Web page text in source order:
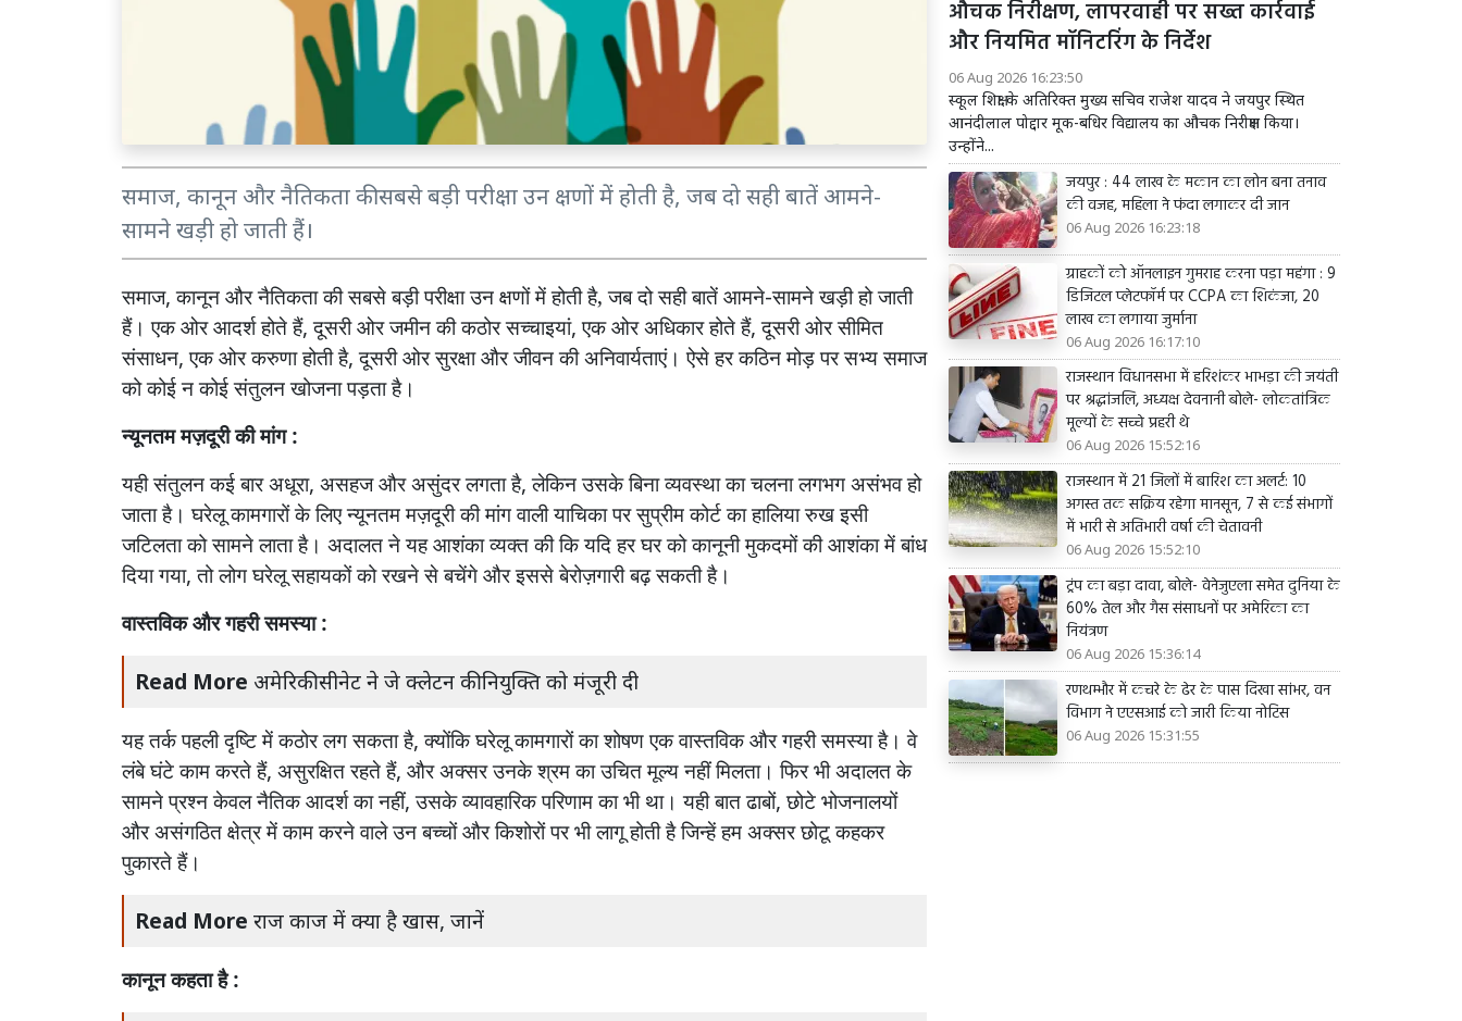
समाज, कानून और नैतिकता की सबसे बड़ी परीक्षा उन क्षणों में होती है, जब दो सही बातें आमने-
सामने खड़ी हो जाती हैं।
समाज,कानूनऔरनैतिकताकीसबसेबड़ीपरीक्षाउनक्षणोंमेंहोतीहै, जबदोसहीबातेंआमने-सामनेखड़ीहोजाती
हैं। एकओरआदर्शहोतेहैं,दूसरीओरजमीनकीकठोरसच्चाइयां,एकओरअधिकारहोतेहैं,दूसरीओरसीमित
संसाधन,एकओरकरुणाहोतीहै,दूसरीओरसुरक्षाऔरजीवनकीअनिवार्यताएं। ऐसेहरकठिनमोड़परसभ्यसमाज
कोकोईनकोईसंतुलनखोजनापड़ताहै।
न्यूनतममज़दूरीकीमांग :
यहीसंतुलनकईबारअधूरा, असहजऔरअसुंदरलगताहै,लेकिनउसकेबिनाव्यवस्थाकाचलनालगभगअसंभवहो
जाताहै। घरेलूकामगारोंकेलिएन्यूनतममज़दूरीकीमांगवालीयाचिकापरसुप्रीमकोर्टकाहालियारुखइसी
जटिलताकोसामनेलाताहै। अदालतनेयहआशंकाव्यक्तकीकियदिहरघरकोकानूनीमुकदमोंकीआशंकामेंबांध
दियागया,तोलोगघरेलूसहायकोंकोरखनेसेबचेंगेऔरइससेबेरोज़गारीबढ़सकतीहै।
वास्तविकऔरगहरीसमस्या :
Read More अमेरिकी सीनेट ने जे क्लेटन की नियुक्ति को मंजूरी दी
यहतर्कपहलीदृष्टिमेंकठोरलगसकताहै,क्योंकिघरेलूकामगारोंकाशोषणएकवास्तविकऔरगहरीसमस्याहै। वे
लंबेघंटेकामकरतेहैं, असुरक्षितरहतेहैं, औरअक्सरउनकेश्रमकाउचितमूल्यनहींमिलता। फिरभीअदालतके
सामनेप्रश्नकेवलनैतिकआदर्शकानहीं,उसकेव्यावहारिकपरिणामकाभी था। यहीबातढाबों,छोटेभोजनालयों
औरअसंगठितक्षेत्रमेंकामकरनेवालेउनबच्चोंऔरकिशोरोंपरभीलागूहोतीहैजिन्हेंहमअक्सरछोटूकहकर
पुकारतेहैं।
Read More राज काज में क्या है खास, जानें
कानूनकहताहै :
औचक निरीक्षण, लापरवाही पर सख्त कार्रवाई
और नियमित मॉनिटरिंग के निर्देश
06 Aug 2026 16:23:50
स्कूल शिक्षा के अतिरिक्त मुख्य सचिव राजेश यादव ने जयपुर स्थित
आनंदीलाल पोद्दार मूक-बधिर विद्यालय का औचक निरीक्षण किया।
उन्होंने...
जयपुर : 44 लाख के मकान का लोन बना तनाव
की वजह, महिला ने फंदा लगाकर दी जान
06 Aug 2026 16:23:18
ग्राहकों को ऑनलाइन गुमराह करना पड़ा महंगा : 9
डिजिटल प्लेटफॉर्म पर CCPA का शिकंजा, 20
लाख का लगाया जुर्माना
06 Aug 2026 16:17:10
राजस्थान विधानसभा में हरिशंकर भाभड़ा की जयंती
पर श्रद्धांजलि, अध्यक्ष देवनानी बोले- लोकतांत्रिक
मूल्यों के सच्चे प्रहरी थे
06 Aug 2026 15:52:16
राजस्थान में 21 जिलों में बारिश का अलर्ट: 10
अगस्त तक सक्रिय रहेगा मानसून, 7 से कई संभागों
में भारी से अतिभारी वर्षा की चेतावनी
06 Aug 2026 15:52:10
ट्रंप का बड़ा दावा, बोले- वेनेजुएला समेत दुनिया के
60% तेल और गैस संसाधनों पर अमेरिका का
नियंत्रण
06 Aug 2026 15:36:14
रणथम्भौर में कचरे के ढेर के पास दिखा सांभर, वन
विभाग ने एएसआई को जारी किया नोटिस
06 Aug 2026 15:31:55